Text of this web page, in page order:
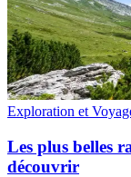
Exploration et
Les plus belles
découvrir